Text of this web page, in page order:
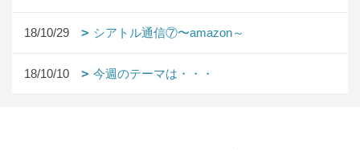
18/10/29 シアトル通信⑦〜amazon～
18/10/10 今週のテーマは・・・